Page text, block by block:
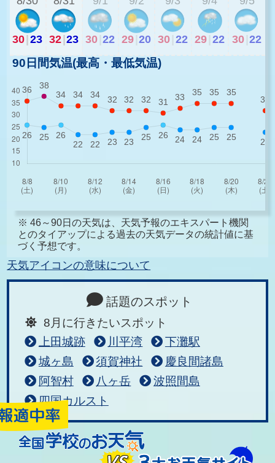
30|23 32|23 30 22 29 20 30 22 29 22 30 22
90日間気温(最高・最低気温)
※ 46～90日の天気は、天気予報のエキスパート機関
とのタイアップによる過去の天気データの統計値に基
づく予想です。
天気アイコンの意味について
話題のスポット
8月に行きたいスポット
上田城跡
川平湾
下灘駅
城ヶ島
須賀神社
慶良間諸島
阿智村
八ヶ岳
波照間島
四国カルスト